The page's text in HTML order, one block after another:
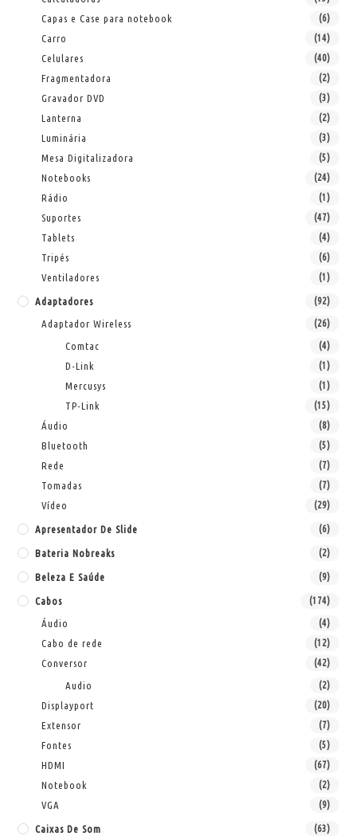
Capas e Case para notebook (6)
Carro (14)
Celulares (40)
Fragmentadora (2)
Gravador DVD (3)
Lanterna (2)
Luminária (3)
Mesa Digitalizadora (5)
Notebooks (24)
Rádio (1)
Suportes (47)
Tablets (4)
Tripés (6)
Ventiladores (1)
Adaptadores (92)
Adaptador Wireless (26)
Comtac (4)
D-Link (1)
Mercusys (1)
TP-Link (15)
Áudio (8)
Bluetooth (5)
Rede (7)
Tomadas (7)
Vídeo (29)
Apresentador De Slide (6)
Bateria Nobreaks (2)
Beleza E Saúde (9)
Cabos (174)
Áudio (4)
Cabo de rede (12)
Conversor (42)
Audio (2)
Displayport (20)
Extensor (7)
Fontes (5)
HDMI (67)
Notebook (2)
VGA (9)
Caixas De Som (63)